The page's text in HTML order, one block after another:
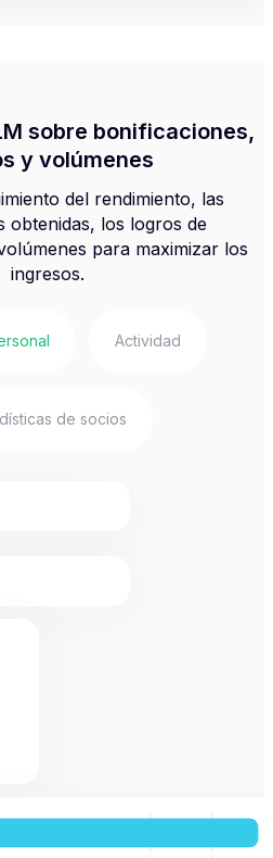
sobre bonificaciones,
y volúmenes
del rendimiento, las
obtenidas, los logros de
para maximizar los
ingresos.
Actividad
de socios